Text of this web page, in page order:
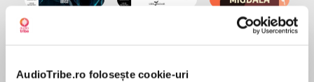
AudioTribe.ro folosește cookie-uri
Elita de Argint (Elita
Migdală
Sohn Won-pyung